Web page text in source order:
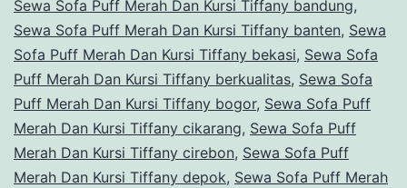
Sewa Sofa Puff Merah Dan Kursi Tiffany bandung,
Sewa Sofa Puff Merah Dan Kursi Tiffany banten, Sewa
Sofa Puff Merah Dan Kursi Tiffany bekasi, Sewa Sofa
Puff Merah Dan Kursi Tiffany berkualitas, Sewa Sofa
Puff Merah Dan Kursi Tiffany bogor, Sewa Sofa Puff
Merah Dan Kursi Tiffany cikarang, Sewa Sofa Puff
Merah Dan Kursi Tiffany cirebon, Sewa Sofa Puff
Merah Dan Kursi Tiffany depok, Sewa Sofa Puff Merah